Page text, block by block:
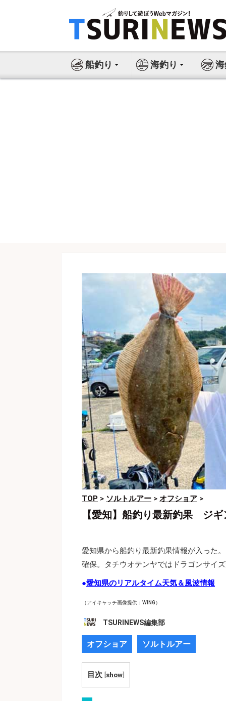
ス
船釣り 海釣り
TOP > ソルトルアー > オフショア >
【愛知】船釣り最新釣果 ジ
愛知県から船釣り最新釣果情報が入った
確保。タチウオテンヤではドラゴンサイ
●愛知県のリアルタイム天気＆風波情報
（アイキャッチ画像提供：WING）
TSURINEWS編集部
オフショア ソルトルアー
目次 [show]